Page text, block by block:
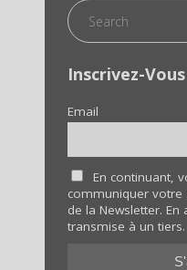
Inscrivez-
Email
En continuant,
communiquer
de la Newsletter. En
transmise à un tiers.